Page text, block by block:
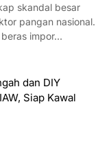
skandal besar
pangan nasional.
impor…